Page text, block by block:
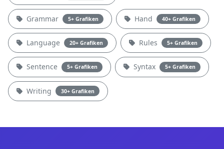
Grammar 5+ Grafiken Hand 40+ Grafiken
Language 20+ Grafiken Rules 5+ Grafiken
Sentence 5+ Grafiken Syntax 5+ Grafiken
Writing 30+ Grafiken